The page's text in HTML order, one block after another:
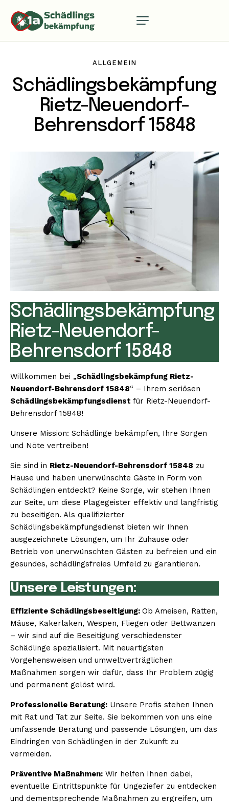
ALLGEMEIN
Schädlingsbekämpfung
Rietz-Neuendorf-
Behrensdorf 15848
Schädlingsbekämpfung
Rietz-Neuendorf-
Behrensdorf 15848
Willkommen bei „Schädlingsbekämpfung Rietz-
Neuendorf-Behrensdorf 15848“ – Ihrem seriösen
Schädlingsbekämpfungsdienst für Rietz-Neuendorf-
Behrensdorf 15848!
Unsere Mission: Schädlinge bekämpfen, Ihre Sorgen
und Nöte vertreiben!
Sie sind in Rietz-Neuendorf-Behrensdorf 15848 zu
Hause und haben unerwünschte Gäste in Form von
Schädlingen entdeckt? Keine Sorge, wir stehen Ihnen
zur Seite, um diese Plagegeister effektiv und langfristig
zu beseitigen. Als qualifizierter
Schädlingsbekämpfungsdienst bieten wir Ihnen
ausgezeichnete Lösungen, um Ihr Zuhause oder
Betrieb von unerwünschten Gästen zu befreien und ein
gesundes, schädlingsfreies Umfeld zu garantieren.
Unsere Leistungen:
Effiziente Schädlingsbeseitigung: Ob Ameisen, Ratten,
Mäuse, Kakerlaken, Wespen, Fliegen oder Bettwanzen
– wir sind auf die Beseitigung verschiedenster
Schädlinge spezialisiert. Mit neuartigsten
Vorgehensweisen und umweltverträglichen
Maßnahmen sorgen wir dafür, dass Ihr Problem zügig
und permanent gelöst wird.
Professionelle Beratung: Unsere Profis stehen Ihnen
mit Rat und Tat zur Seite. Sie bekommen von uns eine
umfassende Beratung und passende Lösungen, um das
Eindringen von Schädlingen in der Zukunft zu
vermeiden.
Präventive Maßnahmen: Wir helfen Ihnen dabei,
eventuelle Eintrittspunkte für Ungeziefer zu entdecken
und dementsprechende Maßnahmen zu ergreifen, um